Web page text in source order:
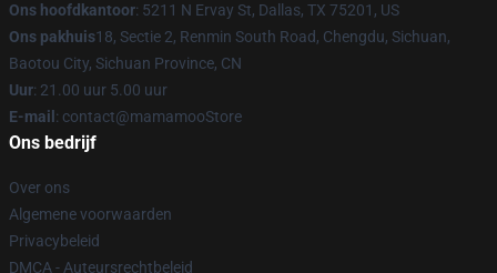
Ons hoofdkantoor: 5211 N Ervay St, Dallas, TX 75201, US
Ons pakhuis18, Sectie 2, Renmin South Road, Chengdu, Sichuan,
Baotou City, Sichuan Province, CN
Uur: 21.00 uur 5.00 uur
E-mail : contact@mamamooStore
Ons bedrijf
Over ons
Algemene voorwaarden
Privacybeleid
DMCA - Auteursrechtbeleid